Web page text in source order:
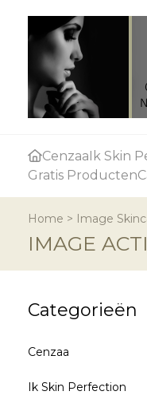
CenzaaIk Skin
Gratis Producten
Home > Image
IMAGE
Categorieën
Cenzaa
Ik Skin Perfection